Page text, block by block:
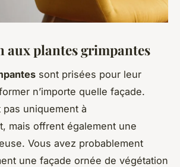
plantes grimpantes
sont prisées pour leur
n’importe quelle façade.
uniquement à
mais offrent également une
Vous avez probablement
une façade ornée de végétation